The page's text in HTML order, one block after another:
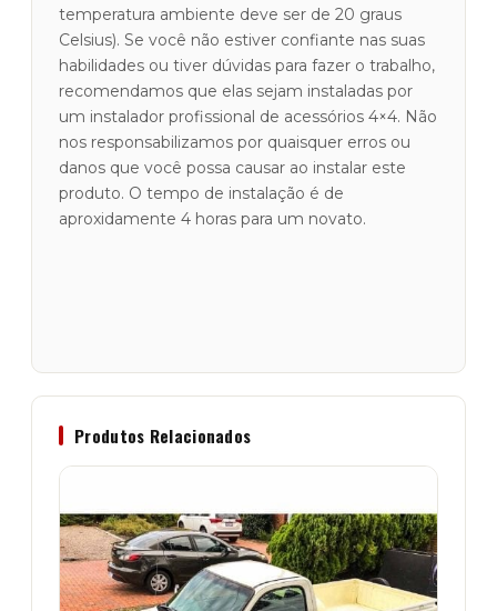
temperatura ambiente deve ser de 20 graus
Celsius). Se você não estiver confiante nas suas
habilidades ou tiver dúvidas para fazer o trabalho,
recomendamos que elas sejam instaladas por
um instalador profissional de acessórios 4×4. Não
nos responsabilizamos por quaisquer erros ou
danos que você possa causar ao instalar este
produto. O tempo de instalação é de
aproxidamente 4 horas para um novato.
Produtos Relacionados